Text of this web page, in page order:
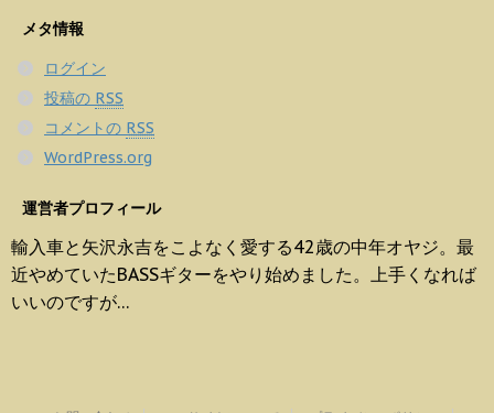
メタ情報
ログイン
投稿の RSS
コメントの RSS
WordPress.org
運営者プロフィール
輸入車と矢沢永吉をこよなく愛する42歳の中年オヤジ。最
近やめていたBASSギターをやり始めました。上手くなれば
いいのですが…